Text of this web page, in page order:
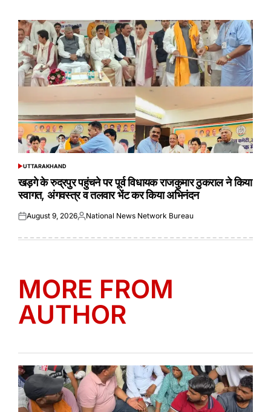
POSTED
UTTARAKHAND
खड़गे के रुद्रपुर पहुंचने पर पूर्व विधायक राजकुमार ठुकराल ने किया
स्वागत, अंगवस्त्र व तलवार भेंट कर किया अभिनंदन
Posted
August 9, 2026Posted
National News Network Bureau
MORE FROM
AUTHOR